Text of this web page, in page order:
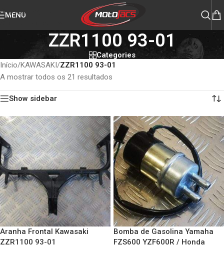
Skip to navigation
MENU
ZZR1100 93-01
Categories
Início/KAWASAKI/ZZR1100 93-01
A mostrar todos os 21 resultados
Show sidebar
Aranha Frontal Kawasaki
ZZR1100 93-01
Bomba de Gasolina Yamaha
FZS600 YZF600R / Honda